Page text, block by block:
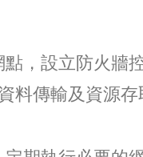
點，設立防火牆
料傳輸及資源存